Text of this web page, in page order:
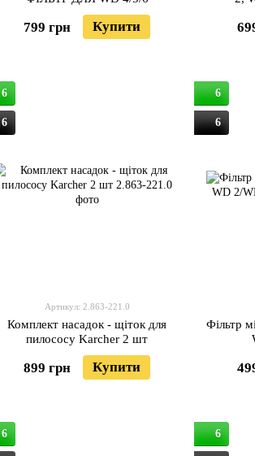
799 грн Купити
6
6
Артикул: 2.863-221.0
Комплект насадок - щіток для
пилососу Karcher 2 шт
899 грн Купити
6
6
Фільтр
6 6